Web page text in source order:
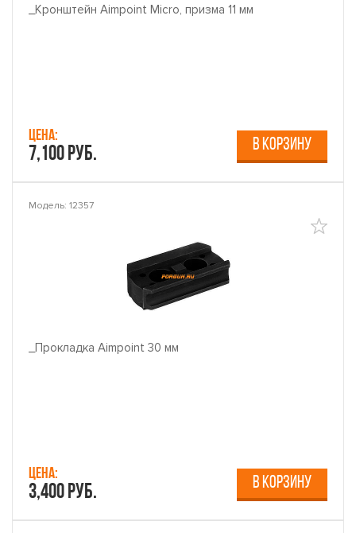
_Кронштейн Aimpoint Micro, призма 11 мм
Цена:
7,100 руб. В КОРЗИНУ
Модель: 12357
_Прокладка Aimpoint 30 мм
Цена:
3,400 руб. В КОРЗИНУ